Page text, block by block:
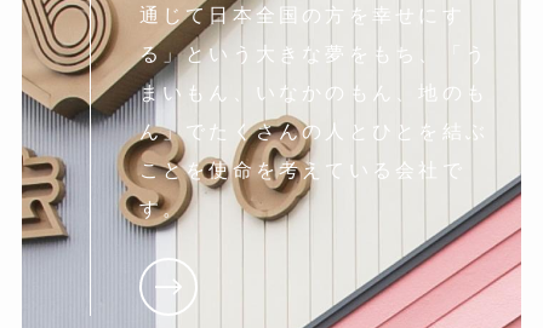
通じて日本全国の方を幸せにす
る」という大きな夢をもち、「う
まいもん、いなかのもん、地のも
ん」でたくさんの人とひとを結ぶ
ことを使命を考えている会社で
す。